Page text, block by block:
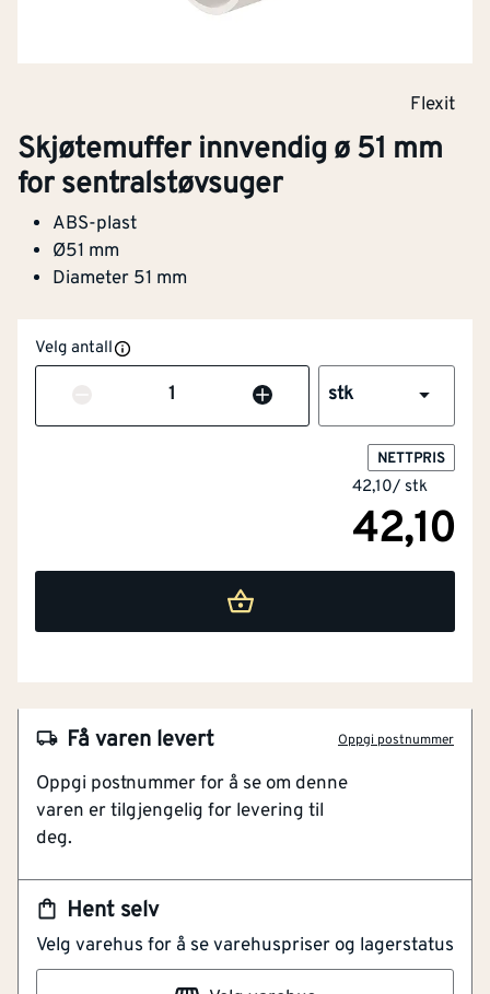
Flexit
Skjøtemuffer innvendig ø 51 mm
for sentralstøvsuger
ABS-plast
Ø51 mm
Diameter 51 mm
Velg antall
Antall stk
NETTPRIS
42,10/ stk
42,10
Hent selv
Velg varehus for å se varehuspriser og lagerstatus
Få varen levert Oppgi postnummer
Oppgi postnummer for å se om denne
varen er tilgjengelig for levering til
deg.
NOBB 21543426
Artikkelnummer
ABS-plast
Ø51 mm
Diameter 51 mm